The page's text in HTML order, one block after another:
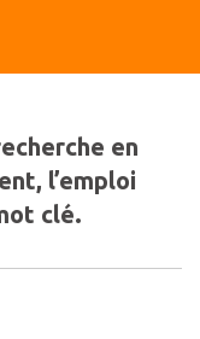
en
l’emploi
clé.